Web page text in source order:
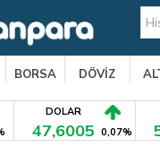
BORSA DÖVİZ
DOLAR
47,6005 0,07%